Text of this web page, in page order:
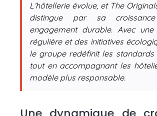
L’hôtellerie évolue, et The
distingue par sa
engagement durable. Avec une
régulière et des initiatives
le groupe redéfinit les standards
tout en accompagnant les
modèle plus responsable.